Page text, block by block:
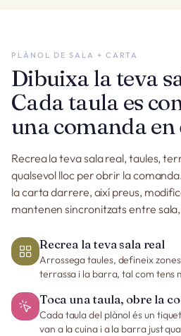
PLÀNOL DE SALA + CARTA
Dibuixa la teva
Cada taula es
una comanda en
Recrea la teva sala real, taules,
qualsevol lloc per obrir la
la carta darrere, així preus,
mantenen sincronitzats entre
Recrea la teva sala real
Arrossega taules, defineix
terrassa i la barra, tal com tens
Toca una taula, obre la
Cada taula del plànol és un
van a la cuina i a la barra just